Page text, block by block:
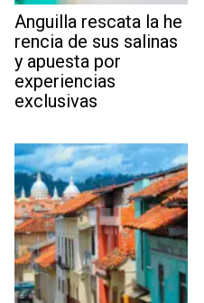
Anguilla rescata la he
rencia de sus salinas
y apuesta por
experiencias
exclusivas